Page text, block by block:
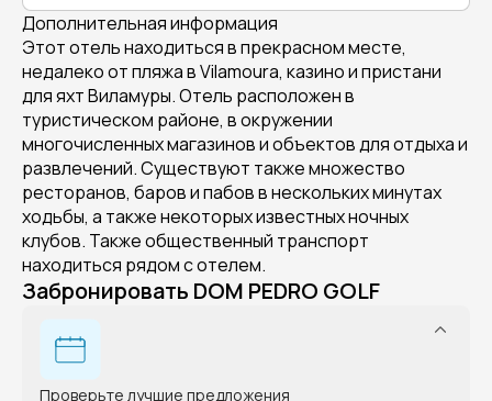
Дополнительная информация
Этот отель находиться в прекрасном месте,
недалеко от пляжа в Vilamoura, казино и пристани
для яхт Виламуры. Отель расположен в
туристическом районе, в окружении
многочисленных магазинов и объектов для отдыха и
развлечений. Существуют также множество
ресторанов, баров и пабов в нескольких минутах
ходьбы, а также некоторых известных ночных
клубов. Также общественный транспорт
находиться рядом с отелем.
Забронировать DOM PEDRO GOLF
Проверьте лучшие предложения